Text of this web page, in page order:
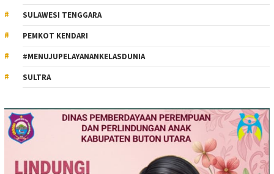
SULAWESI TENGGARA
PEMKOT KENDARI
#MENUJUPELAYANANKELASDUNIA
SULTRA